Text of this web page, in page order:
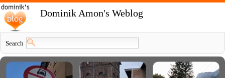
Dominik Amon's Weblog
Search